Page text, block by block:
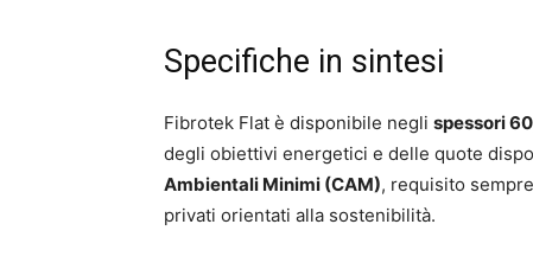
Specifiche in sintesi
Fibrotek Flat è disponibile negli spessori
degli obiettivi energetici e delle quote
Ambientali Minimi (CAM), requisito
privati orientati alla sostenibilità.